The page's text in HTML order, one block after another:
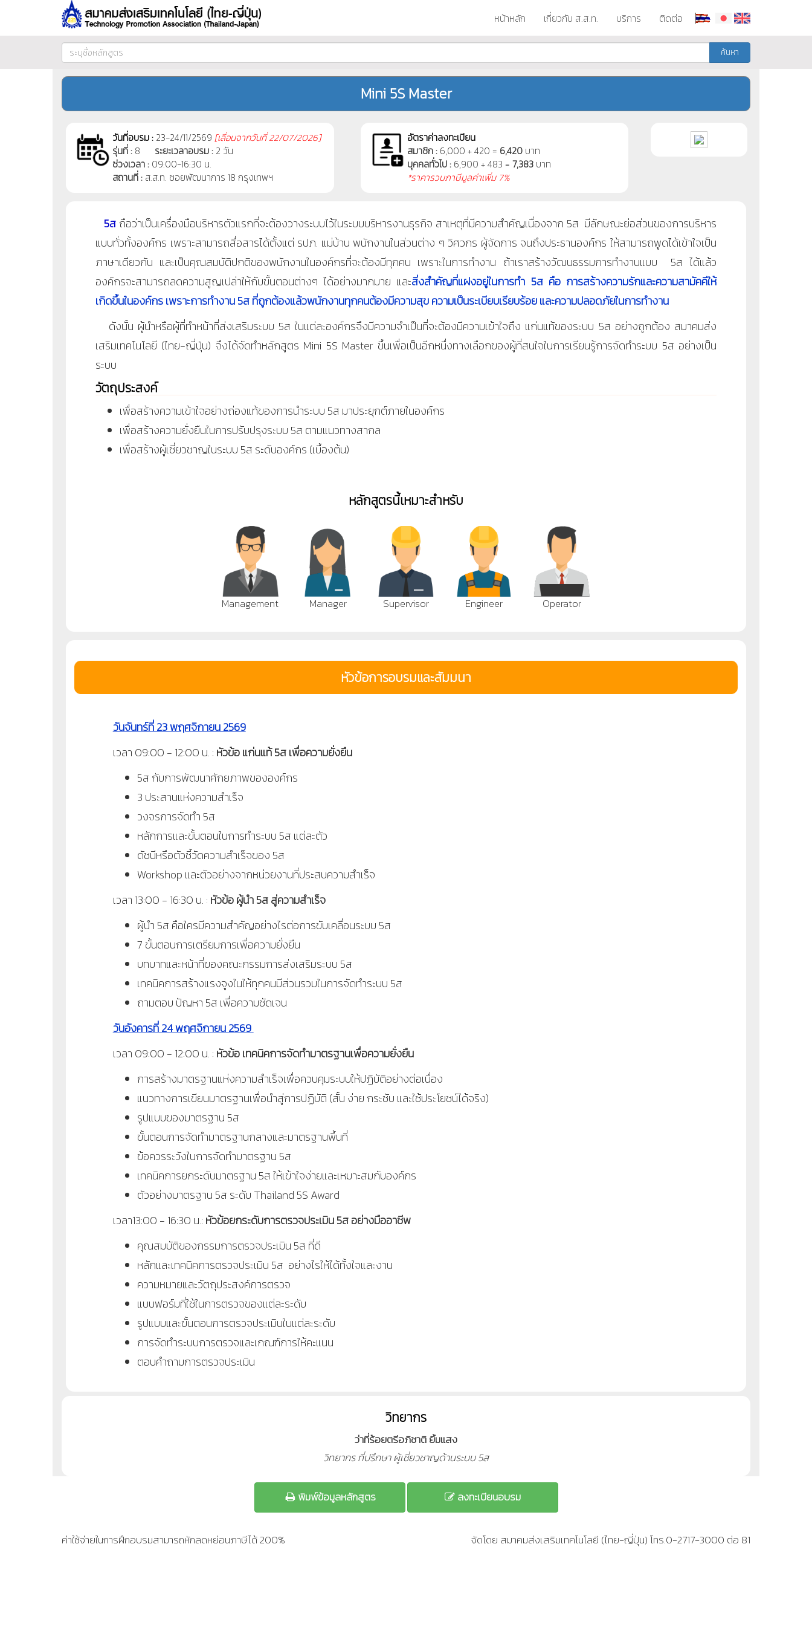
หน้าหลัก เกี่ยวกับ ส.ส.ท. บริการ ติดต่อ
ค้นหา
Mini 5S Master
วันที่อบรม : 23-24/11/2569 [เลื่อนจากวันที่22/07/2026]
รุ่นที่ : 8 ระยะเวลาอบรม : 2 วัน
ช่วงเวลา : 09:00-16:30 น.
สถานที่ : ส.ส.ท. ซอยพัฒนาการ 18 กรุงเทพฯ
อัตราค่าลงทะเบียน
สมาชิก :6,000 + 420 = 6,420บาท
บุคคลทั่วไป :6,900 + 483 = 7,383บาท
*ราคารวมภาษีมูลค่าเพิ่ม 7%
5ส ถือว่าเป็นเครื่องมือบริหารตัวแรกที่จะต้องวางระบบไว้ในระบบบริหารงานธุรกิจ สาเหตุที่มีความสำคัญเนื่องจาก 5ส มีลักษณะย่อส่วนของการบริหาร
แบบทั่วทั้งองค์กร เพราะสามารถสื่อสารได้ตั้งแต่ รปภ. แม่บ้าน พนักงานในส่วนต่าง ๆ วิศวกร ผู้จัดการ จนถึงประธานองค์กร ให้สามารถพูดได้เข้าใจเป็น
ภาษาเดียวกัน และเป็นคุณสมบัติปกติของพนักงานในองค์กรที่จะต้องมีทุกคน เพราะในการทำงาน ถ้าเราสร้างวัฒนธรรมการทำงานแบบ 5ส ได้แล้ว
องค์กรจะสามารถลดความสูญเปล่าให้กับขั้นตอนต่างๆ ได้อย่างมากมาย และสิ่งสำคัญที่แฝงอยู่ในการทำ 5ส คือ การสร้างความรักและความสามัคคีให้
เกิดขึ้นในองค์กร เพราะการทำงาน 5ส ที่ถูกต้องแล้วพนักงานทุกคนต้องมีความสุข ความเป็นระเบียบเรียบร้อย และความปลอดภัยในการทำงาน
ดังนั้น ผู้นำหรือผู้ที่ทำหน้าที่ส่งเสริมระบบ 5ส ในแต่ละองค์กรจึงมีความจำเป็นที่จะต้องมีความเข้าใจถึง แก่นแท้ของระบบ 5ส อย่างถูกต้อง สมาคมส่ง
เสริมเทคโนโลยี (ไทย-ญี่ปุ่น) จึงได้จัดทำหลักสูตร Mini 5S Master ขึ้นเพื่อเป็นอีกหนึ่งทางเลือกของผู้ที่สนใจในการเรียนรู้การจัดทำระบบ 5ส อย่างเป็น
ระบบ
วัตถุประสงค์
เพื่อสร้างความเข้าใจอย่างถ่องแท้ของการนำระบบ 5ส มาประยุกต์ภายในองค์กร
เพื่อสร้างความยั่งยืนในการปรับปรุงระบบ 5ส ตามแนวทางสากล
เพื่อสร้างผู้เชี่ยวชาญในระบบ 5ส ระดับองค์กร (เบื้องต้น)
หลักสูตรนี้เหมาะสำหรับ
Management Manager Supervisor Engineer Operator
หัวข้อการอบรมและสัมมนา
วันจันทร์ที่ 23 พฤศจิกายน 2569
เวลา 09:00 - 12:00 น. : หัวข้อ แก่นแท้ 5ส เพื่อความยั่งยืน
5ส กับการพัฒนาศักยภาพขององค์กร
3 ประสานแห่งความสำเร็จ
วงจรการจัดทำ 5ส
หลักการและขั้นตอนในการทำระบบ 5ส แต่ละตัว
ดัชนีหรือตัวชี้วัดความสำเร็จของ 5ส
Workshop และตัวอย่างจากหน่วยงานที่ประสบความสำเร็จ
เวลา 13:00 - 16:30 น. : หัวข้อ ผู้นำ5ส สู่ความสำเร็จ
ผู้นำ 5ส คือใครมีความสำคัญอย่างไรต่อการขับเคลื่อนระบบ 5ส
7ขั้นตอนการเตรียมการเพื่อความยั่งยืน
บทบาทและหน้าที่ของคณะกรรมการส่งเสริมระบบ 5ส
เทคนิคการสร้างแรงจูงในให้ทุกคนมีส่วนรวมในการจัดทำระบบ 5ส
ถามตอบ ปัญหา 5ส เพื่อความชัดเจน
วันอังคารที่ 24 พฤศจิกายน 2569
เวลา 09:00 - 12:00 น. : หัวข้อ เทคนิคการจัดทำมาตรฐานเพื่อความยั่งยืน
การสร้างมาตรฐานแห่งความสำเร็จเพื่อควบคุมระบบให้ปฏิบัติอย่างต่อเนื่อง
แนวทางการเขียนมาตรฐานเพื่อนำสู่การปฏิบัติ (สั้น ง่าย กระชับ และใช้ประโยชน์ได้จริง)
รูปแบบของมาตรฐาน 5ส
ขั้นตอนการจัดทำมาตรฐานกลางและมาตรฐานพื้นที่
ข้อควรระวังในการจัดทำมาตรฐาน 5ส
เทคนิคการยกระดับมาตรฐาน 5ส ให้เข้าใจง่ายและเหมาะสมกับองค์กร
ตัวอย่างมาตรฐาน 5ส ระดับ Thailand 5S Award
เวลา13:00 - 16:30 น.: หัวข้อยกระดับการตรวจประเมิน 5ส อย่างมืออาชีพ
คุณสมบัติของกรรมการตรวจประเมิน 5ส ที่ดี
หลักและเทคนิคการตรวจประเมิน 5ส อย่างไรให้ได้ทั้งใจและงาน
ความหมายและวัตถุประสงค์การตรวจ
แบบฟอร์มที่ใช้ในการตรวจของแต่ละระดับ
รูปแบบและขั้นตอนการตรวจประเมินในแต่ละระดับ
การจัดทำระบบการตรวจและเกณฑ์การให้คะแนน
ตอบคำถามการตรวจประเมิน
วิทยากร
ว่าที่ร้อยตรีอภิชาติ ยิ้มแสง
วิทยากร ที่ปรึกษา ผู้เชี่ยวชาญด้านระบบ 5ส
พิมพ์ข้อมูลหลักสูตร ลงทะเบียนอบรม
ค่าใช้จ่ายในการฝึกอบรมสามารถหักลดหย่อนภาษีได้ 200% จัดโดย สมาคมส่งเสริมเทคโนโลยี (ไทย-ญี่ปุ่น) โทร.0-2717-3000 ต่อ 81